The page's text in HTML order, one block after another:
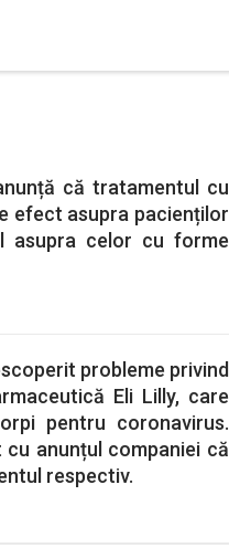
că tratamentul cu
efect asupra pacienților
asupra celor cu forme
probleme privind
Eli Lilly, care
pentru coronavirus.
anunțul companiei că
respectiv.